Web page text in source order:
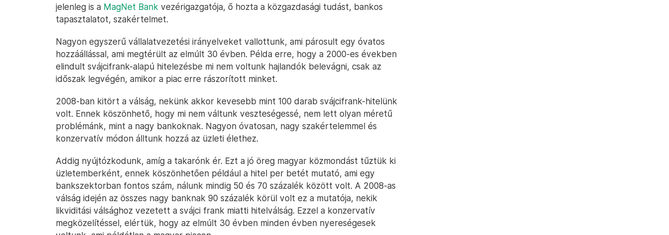
jelenleg is a MagNet Bank vezérigazgatója, ő hozta a közgazdasági tudást, bankos
tapasztalatot, szakértelmet.
Nagyon egyszerű vállalatvezetési irányelveket vallottunk, ami párosult egy óvatos
hozzáállással, ami megtérült az elmúlt 30 évben. Példa erre, hogy a 2000-es években
elindult svájcifrank-alapú hitelezésbe mi nem voltunk hajlandók belevágni, csak az
időszak legvégén, amikor a piac erre rászorított minket.
2008-ban kitört a válság, nekünk akkor kevesebb mint 100 darab svájcifrank-hitelünk
volt. Ennek köszönhető, hogy mi nem váltunk veszteségessé, nem lett olyan méretű
problémánk, mint a nagy bankoknak. Nagyon óvatosan, nagy szakértelemmel és
konzervatív módon álltunk hozzá az üzleti élethez.
Addig nyújtózkodunk, amíg a takarónk ér. Ezt a jó öreg magyar közmondást tűztük ki
üzletemberként, ennek köszönhetően például a hitel per betét mutató, ami egy
bankszektorban fontos szám, nálunk mindig 50 és 70 százalék között volt. A 2008-as
válság idején az összes nagy banknak 90 százalék körül volt ez a mutatója, nekik
likviditási válsághoz vezetett a svájci frank miatti hitelválság. Ezzel a konzervatív
megközelítéssel, elértük, hogy az elmúlt 30 évben minden évben nyereségesek